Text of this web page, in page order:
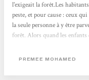
l'exigeait la forêt.Les
peste, et pour cause : ceux
la seule personne à y être
forêt. Alors quand les
les enfants, sinon toute sa
PREMEE MOHAMED